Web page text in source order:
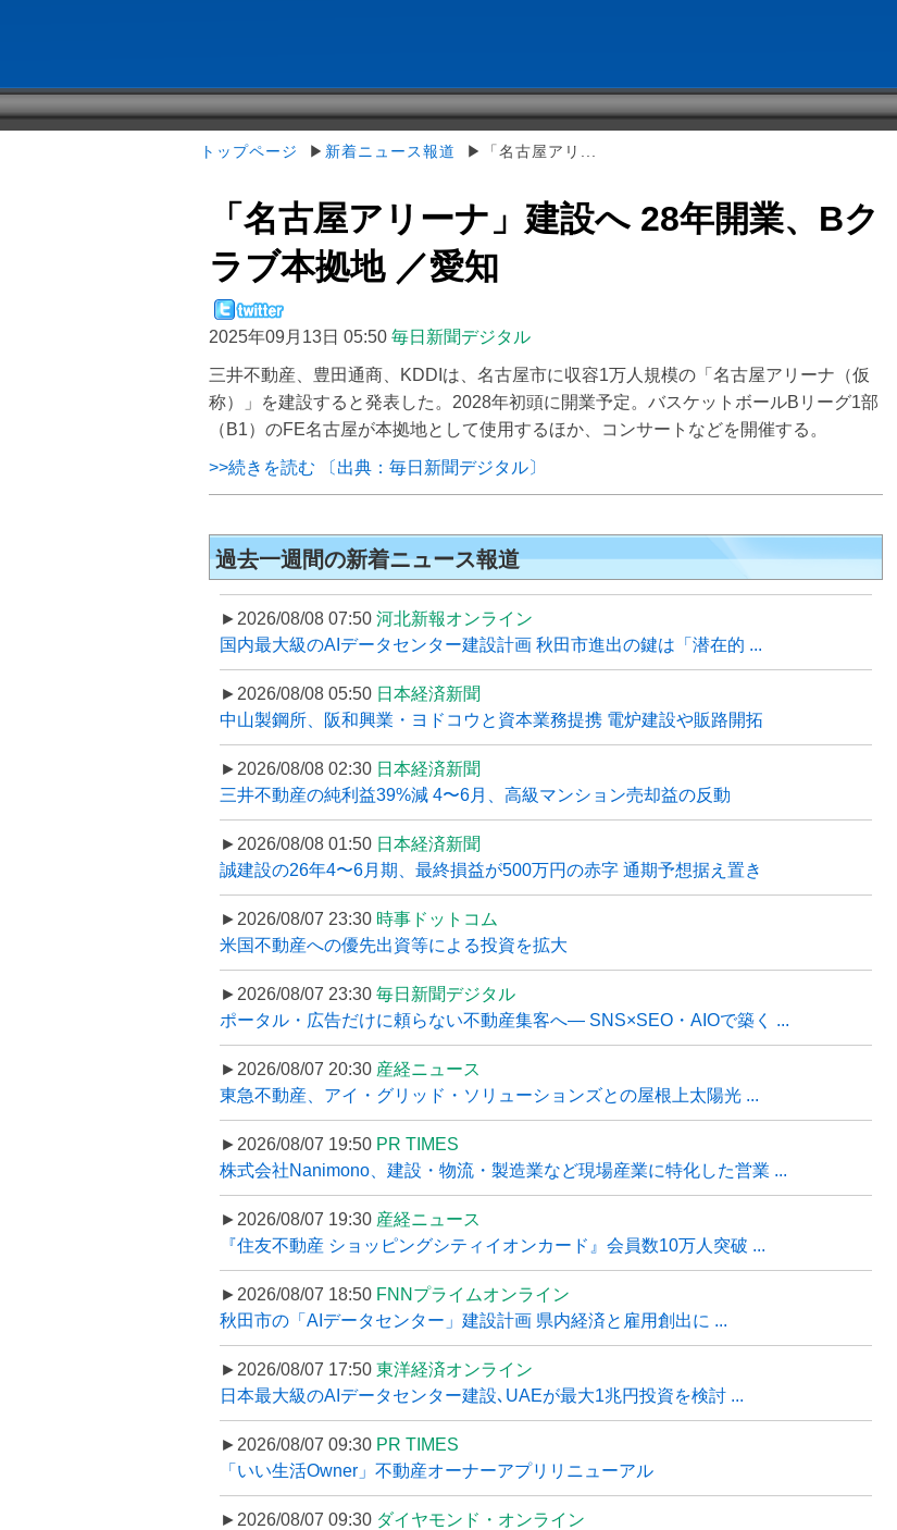
トップページ ▶ 新着ニュース報道 ▶「名古屋アリ...
「名古屋アリーナ」建設へ 28年開業、Bク
ラブ本拠地 ／愛知
2025年09月13日 05:50 毎日新聞デジタル
三井不動産、豊田通商、KDDIは、名古屋市に収容1万人規模の「名古屋アリーナ（仮
称）」を建設すると発表した。2028年初頭に開業予定。バスケットボールBリーグ1部
（B1）のFE名古屋が本拠地として使用するほか、コンサートなどを開催する。
>>続きを読む 〔出典：毎日新聞デジタル〕
過去一週間の新着ニュース報道
►2026/08/08 07:50 河北新報オンライン
国内最大級のAIデータセンター建設計画 秋田市進出の鍵は「潜在的 ...
►2026/08/08 05:50 日本経済新聞
中山製鋼所、阪和興業・ヨドコウと資本業務提携 電炉建設や販路開拓
►2026/08/08 02:30 日本経済新聞
三井不動産の純利益39%減 4〜6月、高級マンション売却益の反動
►2026/08/08 01:50 日本経済新聞
誠建設の26年4〜6月期、最終損益が500万円の赤字 通期予想据え置き
►2026/08/07 23:30 時事ドットコム
米国不動産への優先出資等による投資を拡大
►2026/08/07 23:30 毎日新聞デジタル
ポータル・広告だけに頼らない不動産集客へ― SNS×SEO・AIOで築く ...
►2026/08/07 20:30 産経ニュース
東急不動産、アイ・グリッド・ソリューションズとの屋根上太陽光 ...
►2026/08/07 19:50 PR TIMES
株式会社Nanimono、建設・物流・製造業など現場産業に特化した営業 ...
►2026/08/07 19:30 産経ニュース
『住友不動産 ショッピングシティイオンカード』会員数10万人突破 ...
►2026/08/07 18:50 FNNプライムオンライン
秋田市の「AIデータセンター」建設計画 県内経済と雇用創出に ...
►2026/08/07 17:50 東洋経済オンライン
日本最大級のAIデータセンター建設､UAEが最大1兆円投資を検討 ...
►2026/08/07 09:30 PR TIMES
「いい生活Owner」不動産オーナーアプリリニューアル
►2026/08/07 09:30 ダイヤモンド・オンライン